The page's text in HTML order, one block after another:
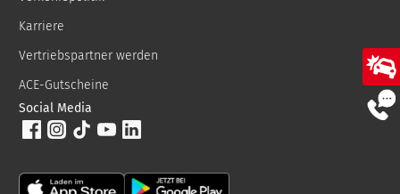
Karriere
Vertriebspartner werden
ACE-Gutscheine
Social Media